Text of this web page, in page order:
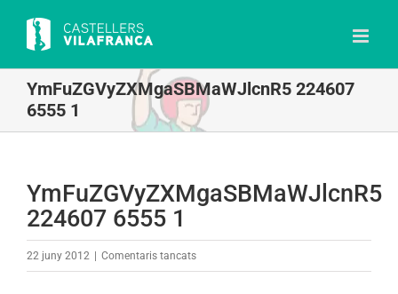
content
YmFuZGVyZXMgaSBMaWJlcnR5 224607
6555 1
YmFuZGVyZXMgaSBMaWJlcnR5
224607 6555 1
22 juny 2012 Comentaris tancatsa